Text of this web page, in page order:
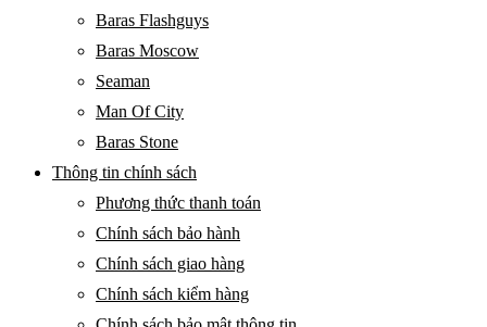
Baras Flashguys
Baras Moscow
Seaman
Man Of City
Baras Stone
Thông tin chính sách
Phương thức thanh toán
Chính sách bảo hành
Chính sách giao hàng
Chính sách kiểm hàng